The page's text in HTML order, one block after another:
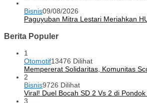
Bisnis09/08/2026
Paguyuban Mitra Lestari Meriahkan
Berita Populer
1
Otomotif13476 Dilihat
Mempererat Solidaritas, Komunitas
2
Bisnis9726 Dilihat
Viral! Duel Bocah SD 2 Vs 2 di Pondok
3